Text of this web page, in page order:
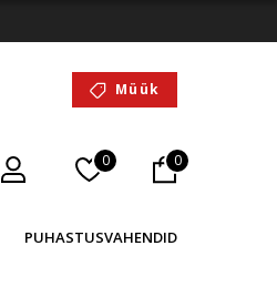
Müük
0 0
PUHASTUSVAHENDID